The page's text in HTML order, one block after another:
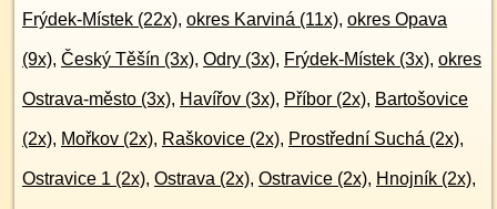
Frýdek-Místek (22x), okres Karviná (11x), okres Opava
(9x), Český Těšín (3x), Odry (3x), Frýdek-Místek (3x), okres
Ostrava-město (3x), Havířov (3x), Příbor (2x), Bartošovice
(2x), Mořkov (2x), Raškovice (2x), Prostřední Suchá (2x),
Ostravice 1 (2x), Ostrava (2x), Ostravice (2x), Hnojník (2x),